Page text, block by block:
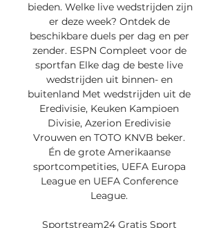
bieden. Welke live wedstrijden zijn
er deze week? Ontdek de
beschikbare duels per dag en per
zender. ESPN Compleet voor de
sportfan Elke dag de beste live
wedstrijden uit binnen- en
buitenland Met wedstrijden uit de
Eredivisie, Keuken Kampioen
Divisie, Azerion Eredivisie
Vrouwen en TOTO KNVB beker.
Én de grote Amerikaanse
sportcompetities, UEFA Europa
League en UEFA Conference
League.
Sportstream24 Gratis Sport